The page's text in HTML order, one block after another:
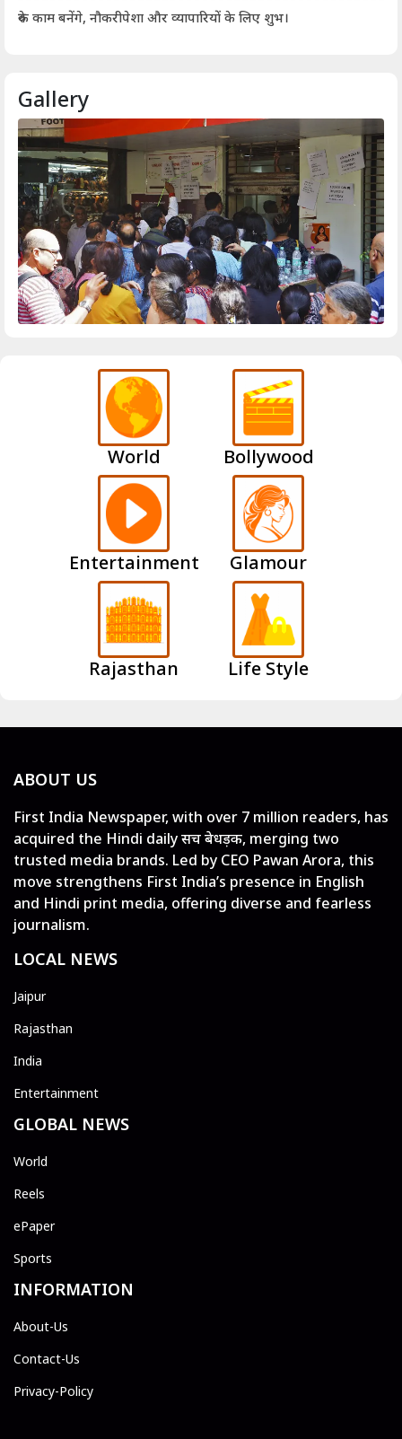
रुके काम बनेंगे, नौकरीपेशा और व्यापारियों के लिए शुभ।
Gallery
World Bollywood
Entertainment Glamour
Rajasthan Life Style
ABOUT US
First India Newspaper, with over 7 million readers, has
acquired the Hindi daily सच बेधड़क, merging two
trusted media brands. Led by CEO Pawan Arora, this
move strengthens First India’s presence in English
and Hindi print media, offering diverse and fearless
journalism.
LOCAL NEWS
Jaipur
Rajasthan
India
Entertainment
GLOBAL NEWS
World
Reels
ePaper
Sports
INFORMATION
About-Us
Contact-Us
Privacy-Policy